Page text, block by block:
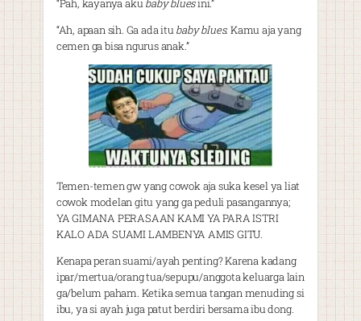
“Pah, kayanya akubaby bluesini.”
“Ah, apaan sih. Ga ada itubaby blues. Kamu aja yang
cemen ga bisa ngurus anak.”
Temen-temen gw yang cowok aja suka kesel ya liat
cowok modelan gitu yang ga peduli pasangannya;
YA GIMANA PERASAAN KAMI YA PARA ISTRI
KALO ADA SUAMI LAMBENYA AMIS GITU.
Kenapa peran suami/ayah penting? Karena kadang
ipar/mertua/orang tua/sepupu/anggota keluarga lain
ga/belum paham. Ketika semua tangan menuding si
ibu, ya si ayah juga patut berdiri bersama ibu dong.